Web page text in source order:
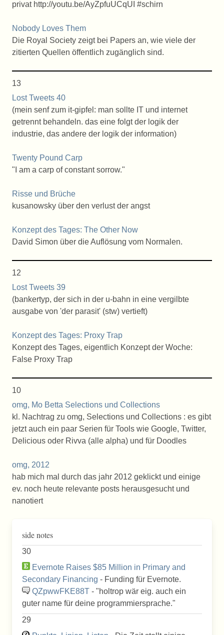
privat http://youtu.be/AyZpfuUCqUI #schirn
Nobody Loves Them
Die Royal Society zeigt bei Papers an, wie viele der
zitierten Quellen öffentlich zugänglich sind.
13
Lost Tweets 40
(mein senf zum it-gipfel: man sollte IT und internet
getrennt behandeln. das eine folgt der logik der
industrie, das andere der logik der information)
Twenty Pound Carp
"I am a carp of constant sorrow."
Risse und Brüche
kusanowsky über den verlust der angst
Konzept des Tages: The Other Now
David Simon über die Auflösung vom Normalen.
12
Lost Tweets 39
(bankertyp, der sich in der u-bahn in eine vergilbte
ausgabe von 'der parasit' (stw) vertieft)
Konzept des Tages: Proxy Trap
Konzept des Tages, eigentlich Konzept der Woche:
False Proxy Trap
10
omg, Mo Betta Selections und Collections
kl. Nachtrag zu omg, Selections und Collections : es gibt
jetzt auch ein paar Serien für Tools wie Google, Twitter,
Delicious oder Rivva (alle alpha) und für Doodles
omg, 2012
hab mich mal durch das jahr 2012 geklickt und einige
ev. noch heute relevante posts herausgesucht und
nanotiert
side notes
30
Evernote Raises $85 Million in Primary and
Secondary Financing - Funding für Evernote.
QZpwwFKE88T - "holtrop wär eig. auch ein
guter name für deine programmiersprache. "
29